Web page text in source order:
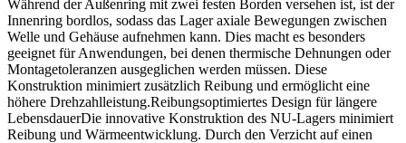
Während der Außenring mit zwei festen Borden versehen ist, ist der
Innenring bordlos, sodass das Lager axiale Bewegungen zwischen
Welle und Gehäuse aufnehmen kann. Dies macht es besonders
geeignet für Anwendungen, bei denen thermische Dehnungen oder
Montagetoleranzen ausgeglichen werden müssen. Diese
Konstruktion minimiert zusätzlich Reibung und ermöglicht eine
höhere Drehzahlleistung.Reibungsoptimiertes Design für längere
LebensdauerDie innovative Konstruktion des NU-Lagers minimiert
Reibung und Wärmeentwicklung. Durch den Verzicht auf einen